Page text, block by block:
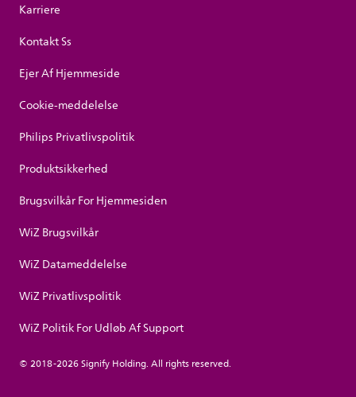
Karriere
Kontakt Ss
Ejer Af Hjemmeside
Cookie-meddelelse
Philips Privatlivspolitik
Produktsikkerhed
Brugsvilkår For Hjemmesiden
WiZ Brugsvilkår
WiZ Datameddelelse
WiZ Privatlivspolitik
WiZ Politik For Udløb Af Support
© 2018-2026 Signify Holding. All rights reserved.